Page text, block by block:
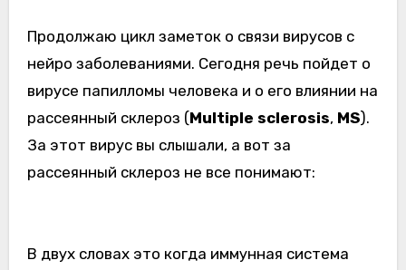
Продолжаю цикл заметок о связи вирусов с
нейро заболеваниями. Сегодня речь пойдет о
вирусе папилломы человека и о его влиянии на
рассеянный склероз (Multiple sclerosis, MS).
За этот вирус вы слышали, а вот за
рассеянный склероз не все понимают:
В двух словах это когда иммунная система